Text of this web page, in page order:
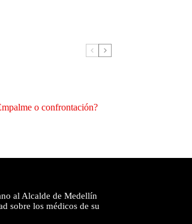
o confrontación?
al Alcalde de Medellín
sobre los médicos de su